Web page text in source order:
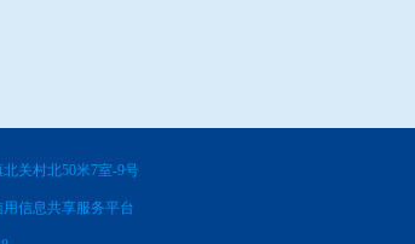
关村北50米7室-9号
信息共享服务平台